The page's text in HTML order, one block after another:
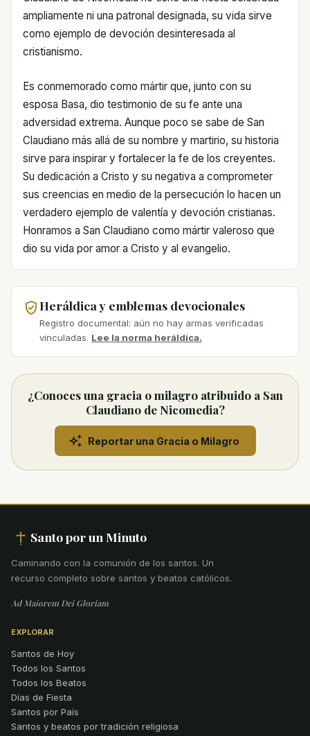
ampliamente ni una patronal designada, su vida sirve
como ejemplo de devoción desinteresada al
cristianismo.
Es conmemorado como mártir que, junto con su
esposa Basa, dio testimonio de su fe ante una
adversidad extrema. Aunque poco se sabe de San
Claudiano más allá de su nombre y martirio, su historia
sirve para inspirar y fortalecer la fe de los creyentes.
Su dedicación a Cristo y su negativa a comprometer
sus creencias en medio de la persecución lo hacen un
verdadero ejemplo de valentía y devoción cristianas.
Honramos a San Claudiano como mártir valeroso que
dio su vida por amor a Cristo y al evangelio.
Heráldica y emblemas devocionales
Registro documental: aún no hay armas verificadas
vinculadas. Lee la norma heráldica.
¿Conoces una gracia o milagro atribuido a San
Claudiano de Nicomedia?
Reportar una Gracia o Milagro
Santo por un Minuto
Caminando con la comunión de los santos. Un
recurso completo sobre santos y beatos católicos.
Ad Maiorem Dei Gloriam
EXPLORAR
Santos de Hoy
Todos los Santos
Todos los Beatos
Días de Fiesta
Santos por País
Santos y beatos por tradición religiosa